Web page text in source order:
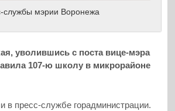
службы мэрии Воронежа
уволившись с поста вице-мэра
107-ю школу в микрорайоне
в пресс-службе горадминистрации.